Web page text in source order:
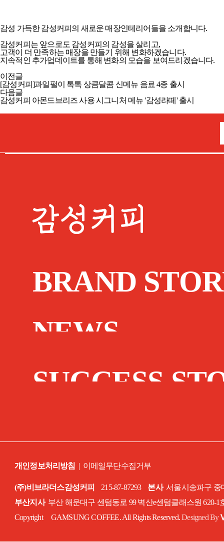
감성 가득한 감성커피의 새로운 매장인테리어들을 소개합니다.
감성커피는 앞으로도 감성커피의 감성을 살리고,
고객이 더 만족하는 매장을 만들기 위해 변화하겠습니다.
지속적인 추가업데이트를 통해 변화의 모습을 보여드리겠습니다.
이전글
[감성커피]과일펄이 톡톡 상큼달콤 신메뉴 음료 4종 출시
다음글
감성커피 아몬드브리즈 사용 시그니처 메뉴 '감성라떼' 출시
BRAND
NEWS
SUCCESS
개인정보처리방침 이메일무단수집거부
(주)비브라더스감성커피 215-87-87293 본사서울시송파구 중
부산지사부산 해운대구 센텀동로 99 벽산e센텀클래스원 620-1
Copyright GAMSUNG COFFEE. All Rights Reserved.Designed By